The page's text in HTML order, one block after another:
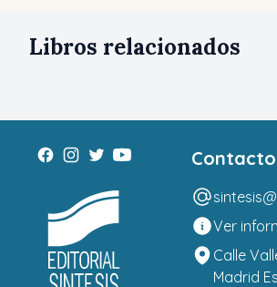
Libros relacionados
Contacto
Ver
Calle
Madrid